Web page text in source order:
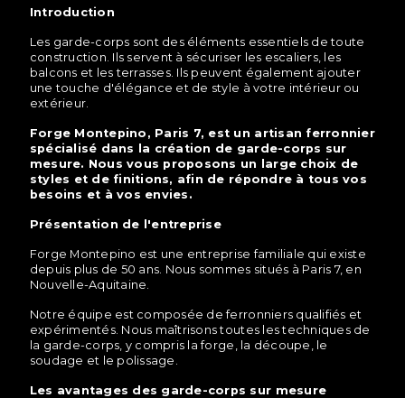
Introduction
Les garde-corps sont des éléments essentiels de toute
construction. Ils servent à sécuriser les escaliers, les
balcons et les terrasses. Ils peuvent également ajouter
une touche d'élégance et de style à votre intérieur ou
extérieur.
Forge Montepino, Paris 7, est un artisan ferronnier
spécialisé dans la création de garde-corps sur
mesure. Nous vous proposons un large choix de
styles et de finitions, afin de répondre à tous vos
besoins et à vos envies.
Présentation de l'entreprise
Forge Montepino est une entreprise familiale qui existe
depuis plus de 50 ans. Nous sommes situés à Paris 7, en
Nouvelle-Aquitaine.
Notre équipe est composée de ferronniers qualifiés et
expérimentés. Nous maîtrisons toutes les techniques de
la garde-corps, y compris la forge, la découpe, le
soudage et le polissage.
Les avantages des garde-corps sur mesure